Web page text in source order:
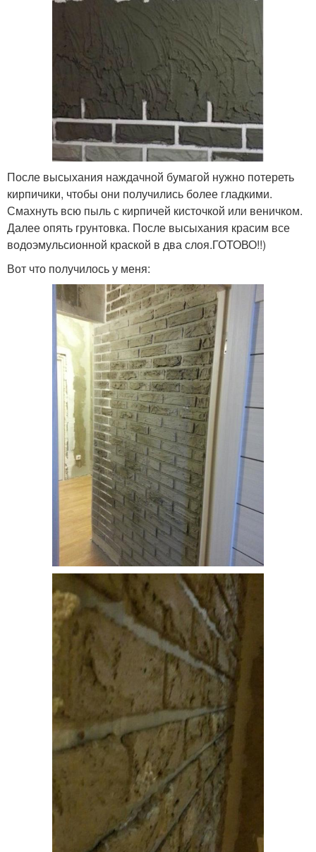
После высыхания наждачной бумагой нужно потереть
кирпичики, чтобы они получились более гладкими.
Смахнуть всю пыль с кирпичей кисточкой или веничком.
Далее опять грунтовка. После высыхания красим все
водоэмульсионной краской в два слоя.ГОТОВО!!)
Вот что получилось у меня: